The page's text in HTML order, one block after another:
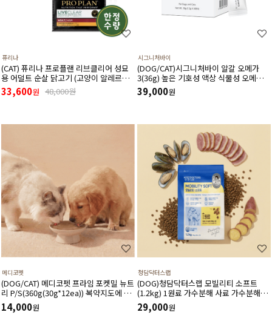
퓨리나
(CAT) 퓨리나 프로플랜 리브클리어 성묘
용 어덜트 순살 닭고기 (고양이 알레르기
감소식단)(1.5kg) (유통기한 27년 3월)
33,600원 48,000원
시그니처바이
(DOG/CAT)시그니처바이 알갈 오메가
3(36g) 높은 기호성 액상 식물성 오메가3
천연 항산화제 비타민E 함유
39,000원
메디코펫
(DOG/CAT) 메디코펫 프라임 포켓밀 뉴트
리 P/S(360g(30g*12ea)) 복약지도에 도
움주는 가수분해 오리 처방캔
14,000원
청담닥터스랩
(DOG)청담닥터스랩 모빌리티 소프트
(1.2kg) 1원료 가수분해 사료 가수분해오
리 관절건강 장건강 긴장완화 부드러운식
감
29,000원